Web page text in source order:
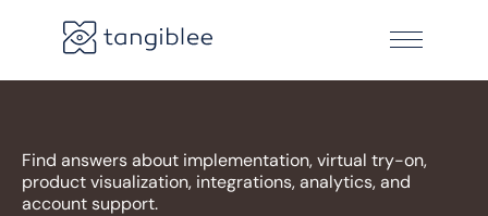
Find answers about implementation, virtual try-on,
product visualization, integrations, analytics, and
account support.